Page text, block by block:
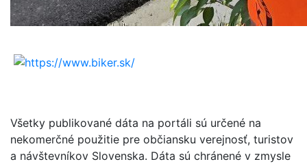
Všetky publikované dáta na portáli sú určené na
nekomerčné použitie pre občiansku verejnosť, turistov
a návštevníkov Slovenska. Dáta sú chránené v zmysle